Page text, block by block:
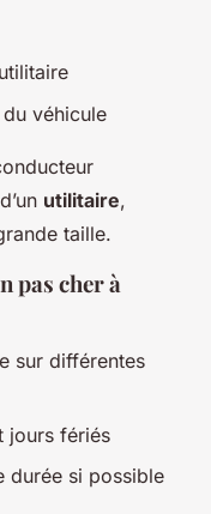
véhicule
utilitaire,
taille.
pas cher à
sur différentes
jours fériés
durée si possible